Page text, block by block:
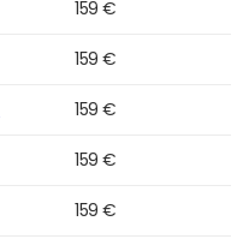
159 €
159 €
159 €
159 €
159 €